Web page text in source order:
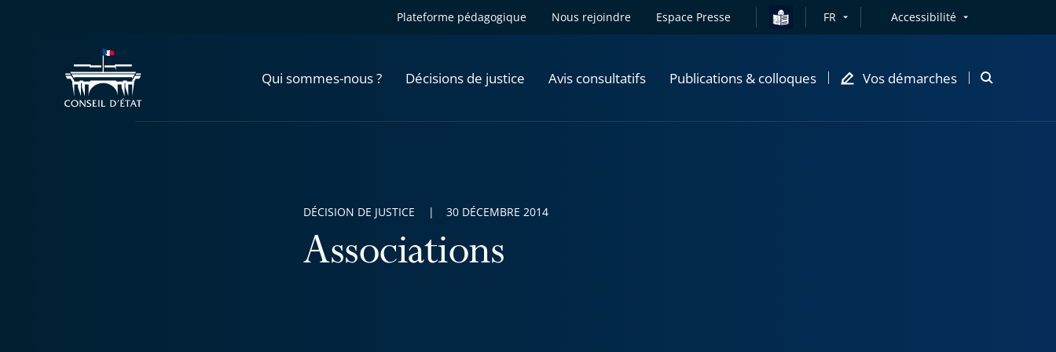
Plateforme pédagogique Nous rejoindre Espace Presse FR Accessibilité
Qui sommes-nous ? Décisions de justice Avis consultatifs Publications & colloques Vos démarches
Ouvrir
Associations
DÉCISION DE JUSTICE 30 DÉCEMBRE 2014